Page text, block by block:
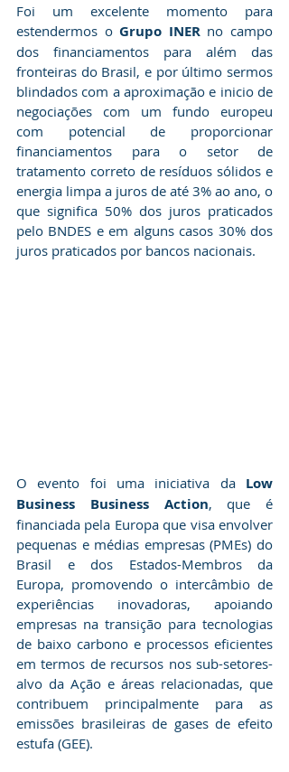
Foi um excelente momento para
estendermos o Grupo INER no campo
dos financiamentos para além das
fronteiras do Brasil, e por último sermos
blindados com a aproximação e inicio de
negociações com um fundo europeu
com potencial de proporcionar
financiamentos para o setor de
tratamento correto de resíduos sólidos e
energia limpa a juros de até 3% ao ano, o
que significa 50% dos juros praticados
pelo BNDES e em alguns casos 30% dos
juros praticados por bancos nacionais.
O evento foi uma iniciativa da Low
Business Business Action,
que é
financiada pela Europa que visa envolver
pequenas e médias empresas (PMEs) do
Brasil e dos Estados-Membros da
Europa, promovendo o intercâmbio de
experiências inovadoras, apoiando
empresas na transição para tecnologias
de baixo carbono e processos eficientes
em termos de recursos nos sub-setores-
alvo da Ação e áreas relacionadas, que
contribuem principalmente para as
emissões brasileiras de gases de efeito
estufa (GEE).